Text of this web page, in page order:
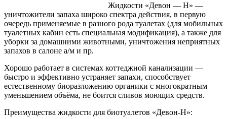
Жидкости «Девон — Н» —
уничтожители запаха широко спектра действия, в первую
очередь применяемые в разного рода туалетах (для мобильных
туалетных кабин есть специальная модификация), а также для
уборки за домашними животными, уничтожения неприятных
запахов в салоне а/м и пр.
Хорошо работает в системах коттеджной канализации —
быстро и эффективно устраняет запахи, способствует
естественному биоразложению органики с многократным
уменьшением объёма, не боится сливов моющих средств.
Преимущества жидкости для биотуалетов «Девон-Н»: